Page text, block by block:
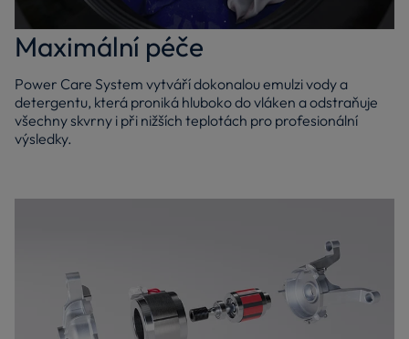
Maximální péče
Power Care System vytváří dokonalou emulzi vody a
detergentu, která proniká hluboko do vláken a odstraňuje
všechny skvrny i při nižších teplotách pro profesionální
výsledky.